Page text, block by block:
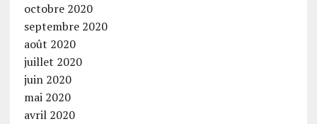
octobre 2020
septembre 2020
août 2020
juillet 2020
juin 2020
mai 2020
avril 2020